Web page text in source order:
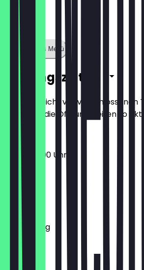
Zeige ganzes Menü
Öffnungszeiten
Damit du nicht vor verschlossenen
halten wir die Öffnungszeiten so
10:00 - 23:00 Uhr
Montag
Dienstag
Mittwoch
Donnerstag
Freitag
Samstag
Sonntag